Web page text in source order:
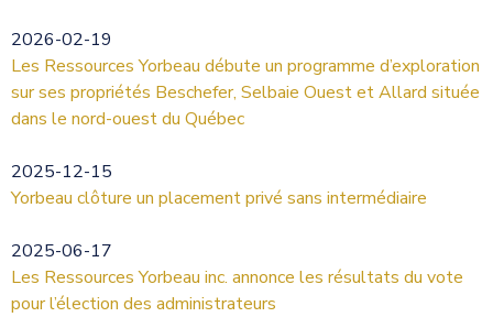
2026-02-19
Les Ressources Yorbeau débute un programme d’exploration
sur ses propriétés Beschefer, Selbaie Ouest et Allard située
dans le nord-ouest du Québec
2025-12-15
Yorbeau clôture un placement privé sans intermédiaire
2025-06-17
Les Ressources Yorbeau inc. annonce les résultats du vote
pour l’élection des administrateurs